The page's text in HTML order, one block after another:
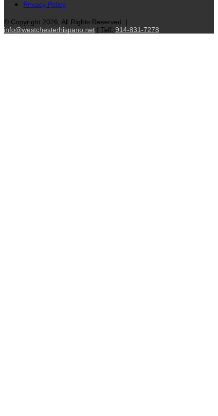
Privacy Policy
© Copyright 2026, All Rights Reserved. |
info@westchesterhispano.net | Telf. 914-831-7278